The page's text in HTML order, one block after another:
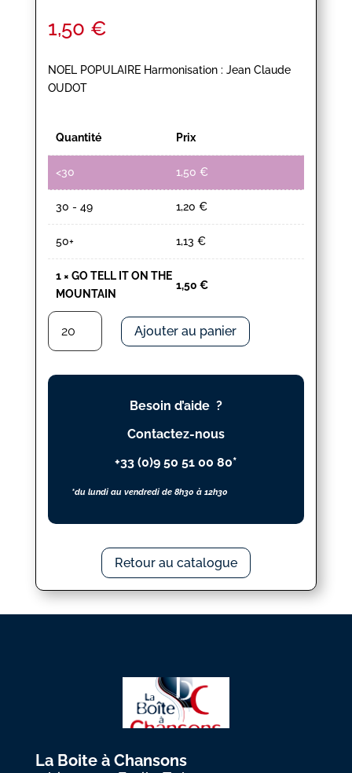
1,50 €
NOEL POPULAIRE Harmonisation : Jean Claude
OUDOT
Quantité Prix
<30 1,50 €
30 - 49 1,20 €
50+ 1,13 €
1× GO TELL IT ON THE
MOUNTAIN
1,50 €
quantité
GO
TELL
Ajouter au panier
Besoin d’aide ?
Contactez-nous
+33 (0)9 50 51 00 80*
*du lundi au vendredi de 8h30 à 12h30
Retour au catalogue
La Boite à Chansons